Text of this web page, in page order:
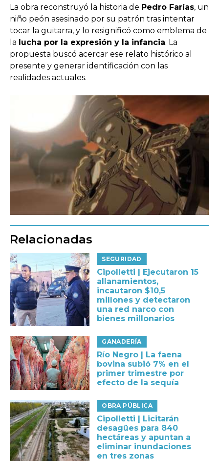
La obra reconstruyó la historia de Pedro Farías, un
niño peón asesinado por su patrón tras intentar
tocar la guitarra, y lo resignificó como emblema de
la lucha por la expresión y la infancia. La
propuesta buscó acercar ese relato histórico al
presente y generar identificación con las
realidades actuales.
Relacionadas
SEGURIDAD
Cipolletti | Ejecutaron 15
allanamientos,
incautaron $10,5
millones y detectaron
una red narco con
bienes millonarios
GANADERÍA
Río Negro | La faena
bovina subió 7% en el
primer trimestre por
efecto de la sequía
OBRA PÚBLICA
Cipolletti | Licitarán
desagües para 840
hectáreas y apuntan a
eliminar inundaciones
en tres zonas